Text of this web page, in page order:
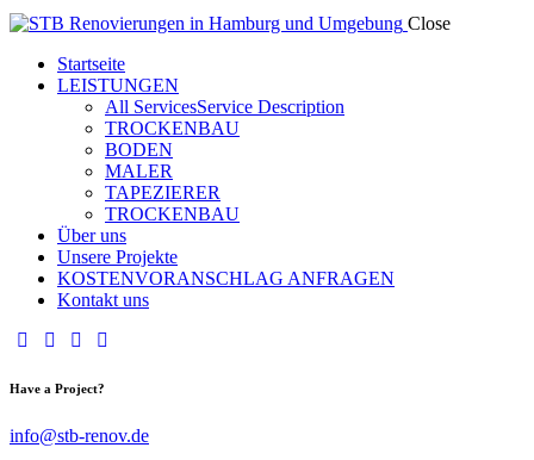
Close
Startseite
LEISTUNGEN
All ServicesService Description
TROCKENBAU
BODEN
MALER
TAPEZIERER
TROCKENBAU
Über uns
Unsere Projekte
KOSTENVORANSCHLAG ANFRAGEN
Kontakt uns
Have a Project?
info@stb-renov.de